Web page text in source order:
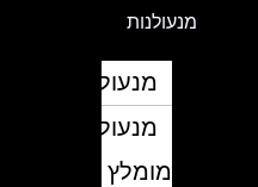
מנעולנות
מנעולן
מנעולן
מומלץ